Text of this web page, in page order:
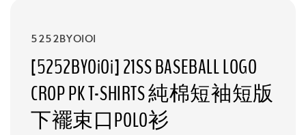
5252BYOIOI
[5252BYOiOi] 21SS BASEBALL LOGO
CROP PK T-SHIRTS 純棉短袖短版
下襬束口POLO衫